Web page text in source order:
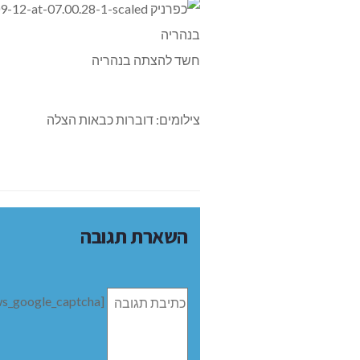
חשד להצתה בנהריה
צילומים: דוברות כבאות הצלה
השארת תגובה
תגובה [bws_google_captcha]